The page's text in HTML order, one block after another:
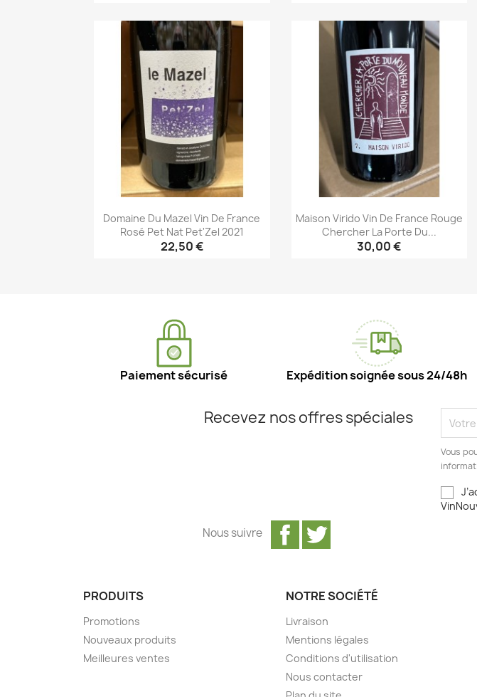
Aperçu rapide Aperçu rapide
Domaine Du Mazel Vin De France
Rosé Pet Nat Pet'Zel 2021
22,50 €
Maison Virido Vin De France Rouge
Chercher La Porte Du...
30,00 €
Paiement sécurisé Expédition soignée sous 24/48h
Recevez nos offres spéciales
Vous
Facebook
Nous suivre
PRODUITS
Promotions
Nouveaux produits
Meilleures ventes
NOTRE SOCIÉTÉ
Livraison
Mentions légales
Conditions d'utilisation
Nous contacter